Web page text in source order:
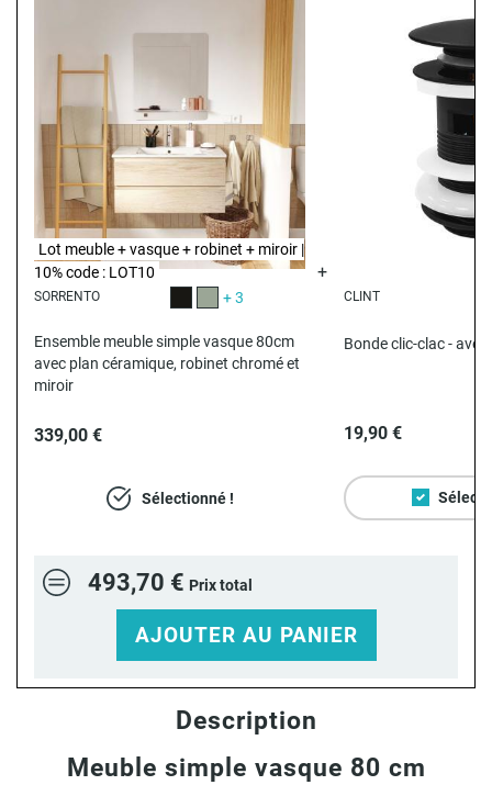
SORRENTO
Noir satiné
Vert satiné
+ 3
Ensemble meuble simple vasque 80cm
avec plan céramique, robinet chromé et
miroir
339,00 €
Sélectionné !
Lot meuble + vasque + robinet + miroir |
10% code : LOT10
CLINT
Bonde clic-clac -
19,90 €
493,70 € Prix total
AJOUTER AU PANIER
Description
Meuble simple vasque 80 cm